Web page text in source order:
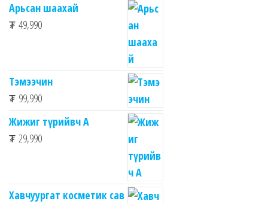
Арьсан шаахай
₮ 49,990
Тэмээчин
₮ 99,990
Жижиг түрийвч А
₮ 29,990
Хавчуургат косметик сав